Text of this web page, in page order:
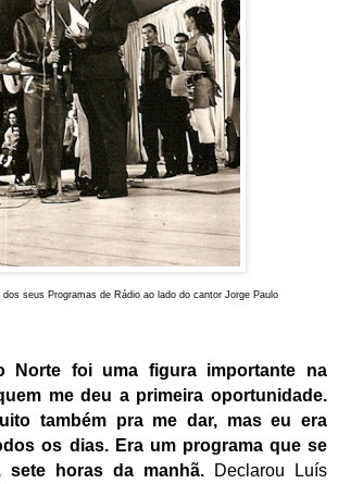
seus Programas de Rádio ao lado do cantor Jorge Paulo
Norte foi uma figura importante na
me deu a primeira oportunidade.
também pra me dar, mas eu era
os dias. Era um programa que se
sete horas da manhã.
Declarou Luís